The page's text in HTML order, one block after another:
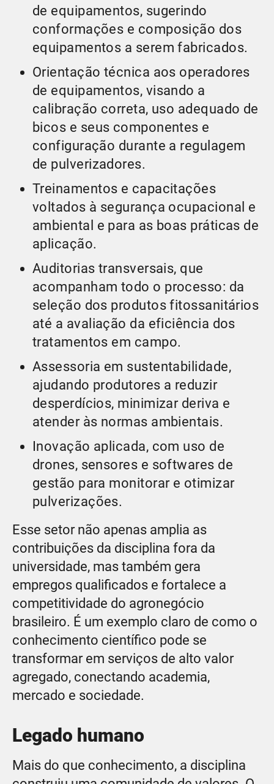
de equipamentos, sugerindo
conformações e composição dos
equipamentos a serem fabricados.
Orientação técnica aos operadores
de equipamentos, visando a
calibração correta, uso adequado de
bicos e seus componentes e
configuração durante a regulagem
de pulverizadores.
Treinamentos e capacitações
voltados à segurança ocupacional e
ambiental e para as boas práticas de
aplicação.
Auditorias transversais, que
acompanham todo o processo: da
seleção dos produtos fitossanitários
até a avaliação da eficiência dos
tratamentos em campo.
Assessoria em sustentabilidade,
ajudando produtores a reduzir
desperdícios, minimizar deriva e
atender às normas ambientais.
Inovação aplicada, com uso de
drones, sensores e softwares de
gestão para monitorar e otimizar
pulverizações.
Esse setor não apenas amplia as
contribuições da disciplina fora da
universidade, mas também gera
empregos qualificados e fortalece a
competitividade do agronegócio
brasileiro. É um exemplo claro de como o
conhecimento científico pode se
transformar em serviços de alto valor
agregado, conectando academia,
mercado e sociedade.
Legado humano
Mais do que conhecimento, a disciplina